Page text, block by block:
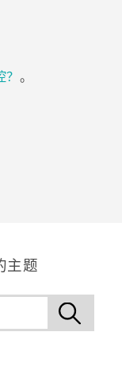
。
主题